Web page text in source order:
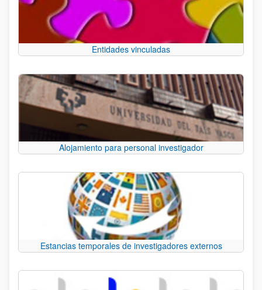
Entidades vinculadas
Alojamiento para personal investigador
Estancias temporales de investigadores externos